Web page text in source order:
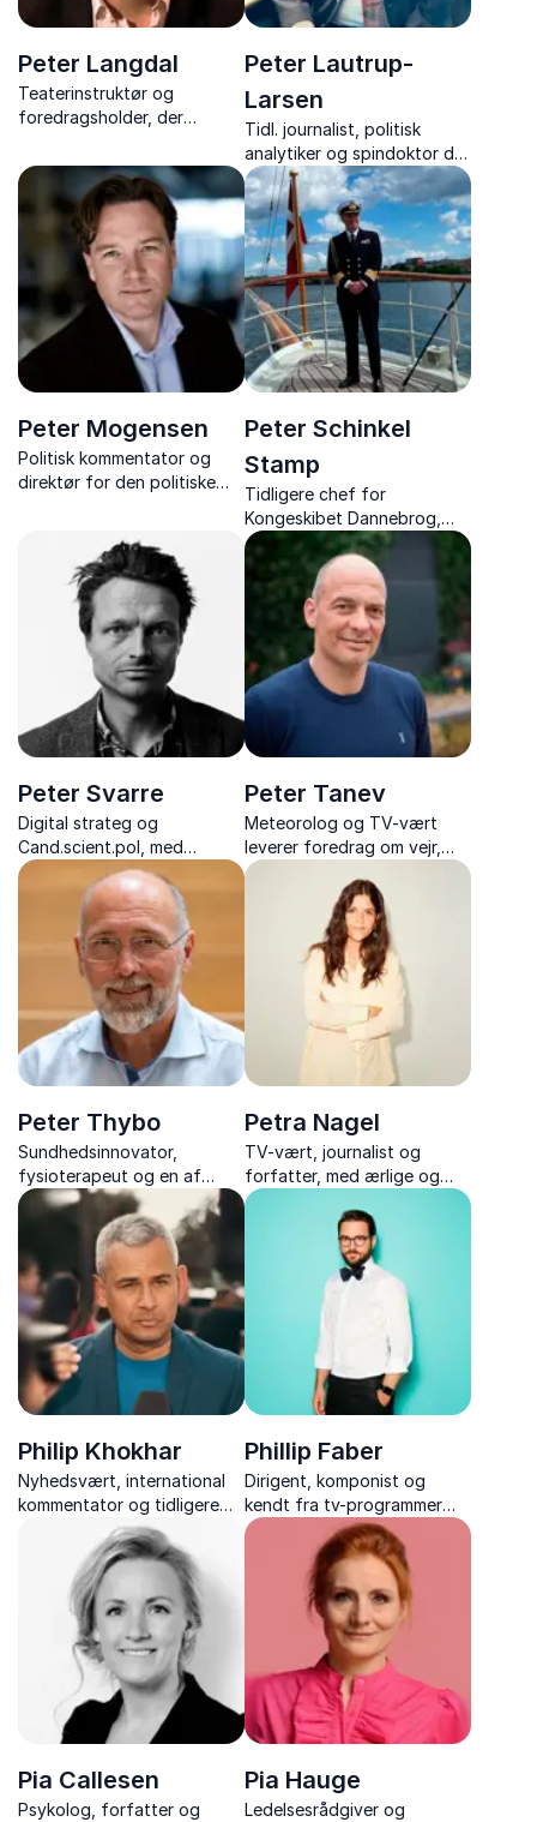
Peter Langdal
Teaterinstruktør og
foredragsholder, der
og lederskab i inspirerende
foredrag.
Peter Lautrup-
Larsen
Tidl. journalist, politisk
analytiker og spindoktor der
giver jer skarpe analyser,
historiske indblik og
underholdende historier fra
Christiansborg.
Peter Mogensen
Politisk kommentator og
direktør for den politiske
Peter Schinkel
Stamp
Tidligere chef for
Kongeskibet Dannebrog,
kammerherre, kommandør
og Kongens jagtkaptajn
Peter Svarre
Digital strateg og
Cand.scient.pol, med
foredrag der gør fremtidens
teknologi forståelig – fra AI
og digital etik til strategier,
der ruster din virksomhed.
Peter Tanev
Meteorolog og TV-vært
leverer foredrag om vejr,
klima og grøn omstilling –
med videnskab, humor og
håb for fremtiden.
Peter Thybo
Sundhedsinnovator,
fysioterapeut og en af
landets førende eksperter i
mental sundhed,
sundhedspædagogik og
neuropædagogik, med over
35 års
undervisningserfaring.
Petra Nagel
TV-vært, journalist og
forfatter, med ærlige og
inspirerende foredrag om
kropsidealer, selvværd og
kærlighed til sig selv.
Philip Khokhar
Nyhedsvært, international
kommentator og tidligere
korrespondent med unik
indsigt i USA, Kina,
Mellemøsten og verdens
brændpunkter.
Phillip Faber
Dirigent, komponist og
kendt fra tv-programmer
som ”Fællessang – hver for
sig” og ”Den klassiske
musikquiz”
Pia Callesen
Psykolog, forfatter og
Pia Hauge
Ledelsesrådgiver og